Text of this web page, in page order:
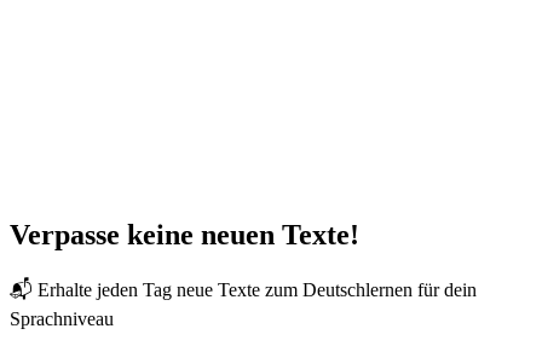
Verpasse keine neuen Texte!
📬 Erhalte jeden Tag neue Texte zum Deutschlernen für dein
Sprachniveau